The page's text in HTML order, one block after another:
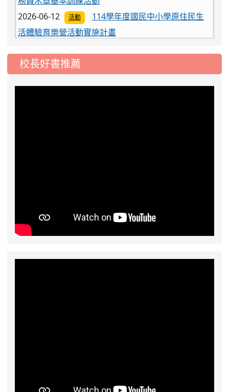
2026-06-12
114學年度國民中小學原住民生
活體驗育樂營活動實施計畫
2026-06-12
活動
紙風車368鄉鎮市區兒童藝術工
程－永續啟航
2026-06-12
競賽
比賽
校長好書推薦